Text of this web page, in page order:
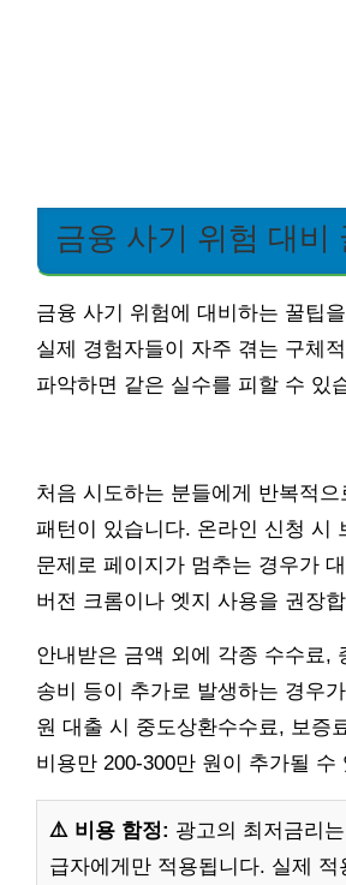
금융 사기 위험 대비
금융 사기 위험에 대비하는 꿀팁
실제 경험자들이 자주 겪는 구체
파악하면 같은 실수를 피할 수 있
처음 시도하는 분들에게 반복적
패턴이 있습니다. 온라인 신청 시
문제로 페이지가 멈추는 경우가
버전 크롬이나 엣지 사용을 권장
안내받은 금액 외에 각종 수수료,
송비 등이 추가로 발생하는 경우
원 대출 시 중도상환수수료, 보증
비용만 200-300만 원이 추가될 수
⚠️ 비용 함정: 광고의 최저금리
급자에게만 적용됩니다. 실제 적